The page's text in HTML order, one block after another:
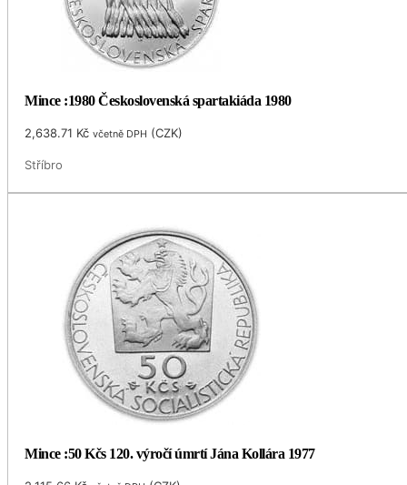
Mince :1980 Československá spartakiáda 1980
2,638.71 Kč včetně DPH (CZK)
Stříbro
Mince :50 Kčs 120. výročí úmrtí Jána Kollára 1977